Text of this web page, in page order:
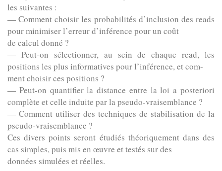
les suivantes :
— Comment choisir les probabilités d’inclusion des reads
pour minimiser l’erreur d’inférence pour un coût
de calcul donné ?
— Peut-on sélectionner, au sein de chaque read, les
positions les plus informatives pour l’inférence, et com-
ment choisir ces positions ?
— Peut-on quantifier la distance entre la loi a posteriori
complète et celle induite par la pseudo-vraisemblance ?
— Comment utiliser des techniques de stabilisation de la
pseudo-vraisemblance ?
Ces divers points seront étudiés théoriquement dans des
cas simples, puis mis en œuvre et testés sur des
données simulées et réelles.